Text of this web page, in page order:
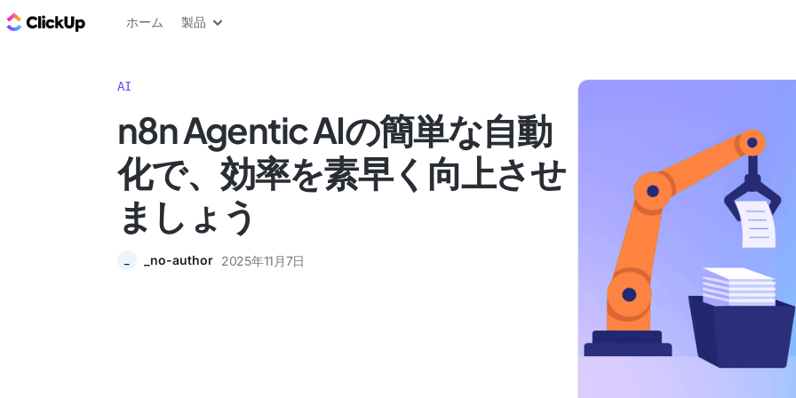
ClickUp ブログ
ホーム 製品
AI
n8n Agentic AIの簡単な自動
化で、効率を素早く向上させ
ましょう
_no-author 2025年11月7日